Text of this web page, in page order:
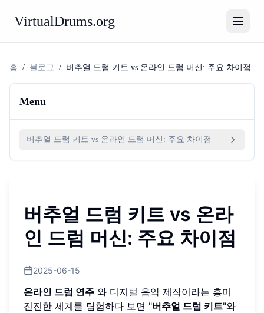
VirtualDrums.org
홈 / 블로그 / 버추얼 드럼 키트 vs 온라인 드럼 머신: 주요 차이점
Menu
버추얼 드럼 키트 vs 온라인 드럼 머신: 주요 차이점
버추얼 드럼 키트 vs 온라
인 드럼 머신: 주요 차이점
2025-06-15
온라인 드럼 연주 와 디지털 음악 제작이라는 흥미
진진한 세계를 탐험하다 보면 "버추얼 드럼 키트"와